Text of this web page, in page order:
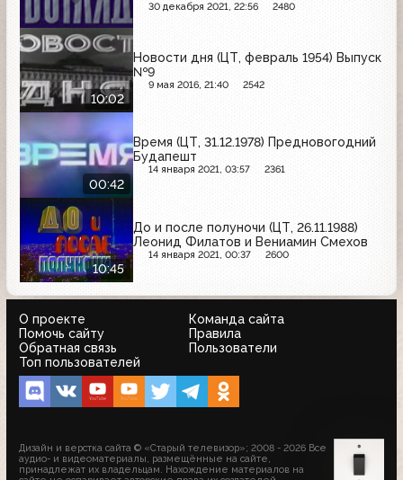
30 декабря 2021, 22:56 2480
10:02
Новости дня (ЦТ, февраль 1954) Выпуск
№9
9 мая 2016, 21:40 2542
00:42
Время (ЦТ, 31.12.1978) Предновогодний
Будапешт
14 января 2021, 03:57 2361
10:45
До и после полуночи (ЦТ, 26.11.1988)
Леонид Филатов и Вениамин Смехов
14 января 2021, 00:37 2600
О проекте
Команда сайта
Помочь сайту
Правила
Обратная связь
Пользователи
Топ пользователей
Дизайн и верстка сайта © «Старый телевизор»; 2008 - 2026 Все
аудио- и видеоматериалы, размещённые на сайте,
принадлежат их владельцам. Нахождение материалов на